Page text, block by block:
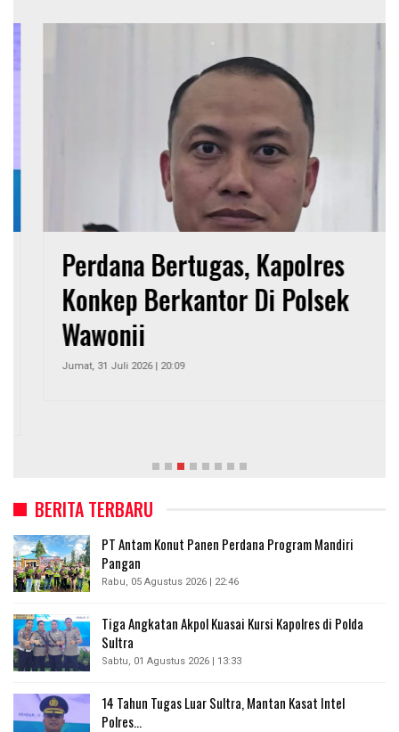
Perdana Bertugas, Kapolres
Konkep Berkantor Di Polsek
Wawonii
Jumat, 31 Juli 2026 | 20:09
BERITA TERBARU
PT Antam Konut Panen Perdana Program Mandiri
Pangan
Rabu, 05 Agustus 2026 | 22:46
Tiga Angkatan Akpol Kuasai Kursi Kapolres di Polda
Sultra
Sabtu, 01 Agustus 2026 | 13:33
14 Tahun Tugas Luar Sultra, Mantan Kasat Intel
Polres…